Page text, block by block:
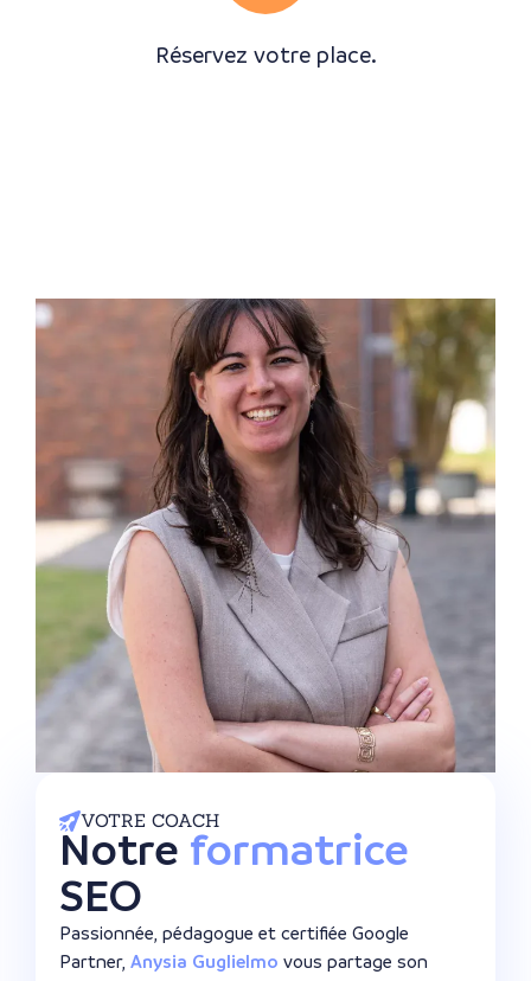
Réservez votre place.
VOTRE COACH
Notre formatrice
SEO
Passionnée, pédagogue et certifiée Google
Partner, Anysia Guglielmo vous partage son